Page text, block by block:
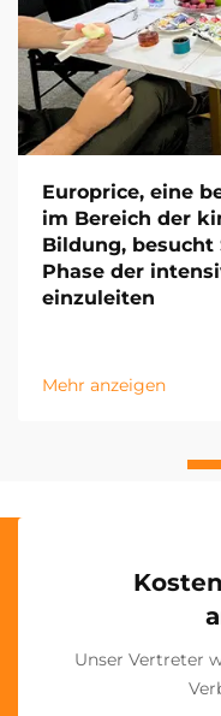
Europrice, eine
im Bereich der
Bildung, besucht
Phase der
einzuleiten
Mehr anzeigen
Unser Vertreter